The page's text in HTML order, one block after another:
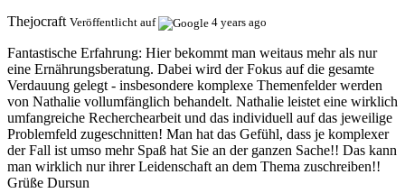
Thejocraft Veröffentlicht auf 4 years ago
Fantastische Erfahrung: Hier bekommt man weitaus mehr als nur
eine Ernährungsberatung. Dabei wird der Fokus auf die gesamte
Verdauung gelegt - insbesondere komplexe Themenfelder werden
von Nathalie vollumfänglich behandelt. Nathalie leistet eine wirklich
umfangreiche Recherchearbeit und das individuell auf das jeweilige
Problemfeld zugeschnitten! Man hat das Gefühl, dass je komplexer
der Fall ist umso mehr Spaß hat Sie an der ganzen Sache!! Das kann
man wirklich nur ihrer Leidenschaft an dem Thema zuschreiben!!
Grüße Dursun